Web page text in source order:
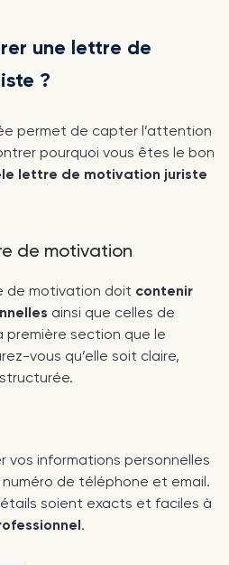
une lettre de
?
permet de capter l’attention
pourquoi vous êtes le bon
lettre de motivation juriste
de motivation
de motivation doit contenir
ainsi que celles de
première section que le
vous qu’elle soit claire,
vos informations personnelles
de téléphone et email.
soient exacts et faciles à
.